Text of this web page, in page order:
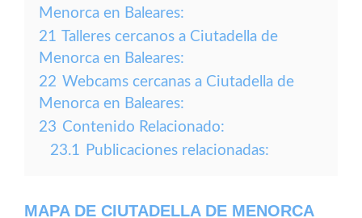
Menorca en Baleares:
21 Talleres cercanos a Ciutadella de
Menorca en Baleares:
22 Webcams cercanas a Ciutadella de
Menorca en Baleares:
23 Contenido Relacionado:
23.1 Publicaciones relacionadas:
MAPA DE CIUTADELLA DE MENORCA